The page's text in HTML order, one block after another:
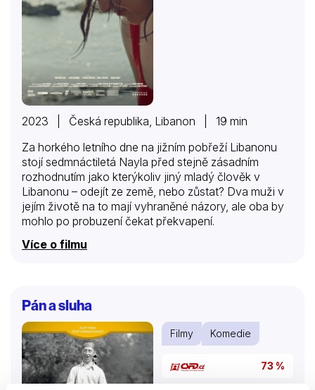
2023 | Česká republika, Libanon | 19 min
Za horkého letního dne na jižním pobřeží Libanonu
stojí sedmnáctiletá Nayla před stejně zásadním
rozhodnutím jako kterýkoliv jiný mladý člověk v
Libanonu – odejít ze země, nebo zůstat? Dva muži v
jejím životě na to mají vyhraněné názory, ale oba by
mohlo po probuzení čekat překvapení.
Více o filmu
Pán a sluha
Filmy Komedie
73 %